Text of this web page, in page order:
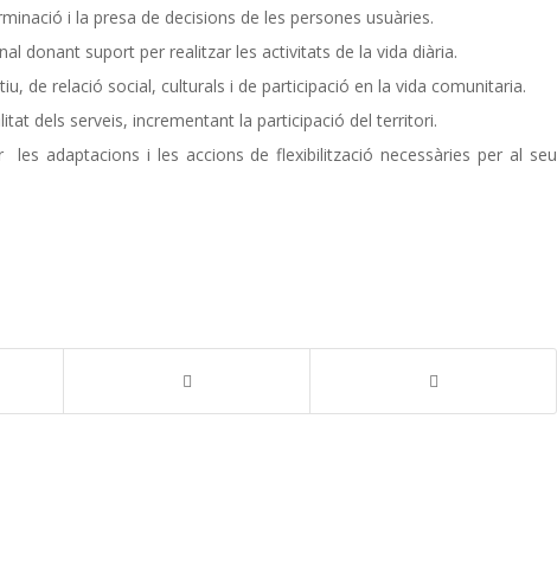
i la presa de decisions de les persones usuàries.
donant suport per realitzar les activitats de la vida diària.
de relació social, culturals i de participació en la vida comunitaria.
dels serveis, incrementant la participació del territori.
adaptacions i les accions de flexibilització necessàries per al seu